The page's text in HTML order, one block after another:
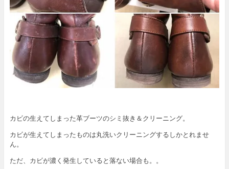
カビの生えてしまった革ブーツのシミ抜き＆クリーニング。
カビが生えてしまったものは丸洗いクリーニングするしかとれませ
ん。
ただ、カビが濃く発生していると落ない場合も。。